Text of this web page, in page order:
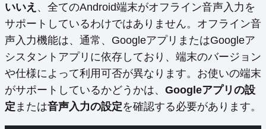
いいえ 、全てのAndroid端末がオフライン音声入力を
サポートしているわけではありません。オフライン音
声入力機能は、通常、GoogleアプリまたはGoogleア
シスタントアプリに依存しており、端末のバージョン
や仕様によって利用可否が異なります。お使いの端末
がサポートしているかどうかは、 Googleアプリの設
定 または音声入力の設定を確認する必要があります。